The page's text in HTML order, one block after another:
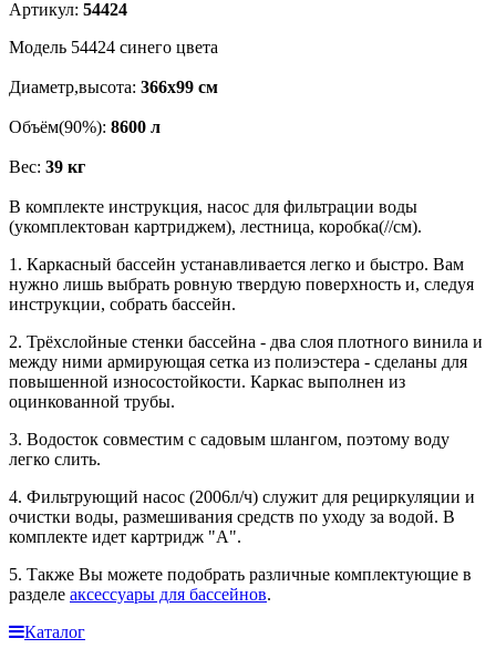
Артикул: 54424
Модель 54424 синего цвета
Диаметр,высота: 366х99 см
Объём(90%): 8600 л
Вес: 39 кг
В комплекте инструкция, насос для фильтрации воды
(укомплектован картриджем), лестница, коробка(//см).
1. Каркасный бассейн устанавливается легко и быстро. Вам
нужно лишь выбрать ровную твердую поверхность и, следуя
инструкции, собрать бассейн.
2. Трёхслойные стенки бассейна - два слоя плотного винила и
между ними армирующая сетка из полиэстера - сделаны для
повышенной износостойкости. Каркас выполнен из
оцинкованной трубы.
3. Водосток совместим с садовым шлангом, поэтому воду
легко слить.
4. Фильтрующий насос (2006л/ч) служит для рециркуляции и
очистки воды, размешивания средств по уходу за водой. В
комплекте идет картридж "А".
5. Также Вы можете подобрать различные комплектующие в
разделе аксессуары для бассейнов.
Каталог